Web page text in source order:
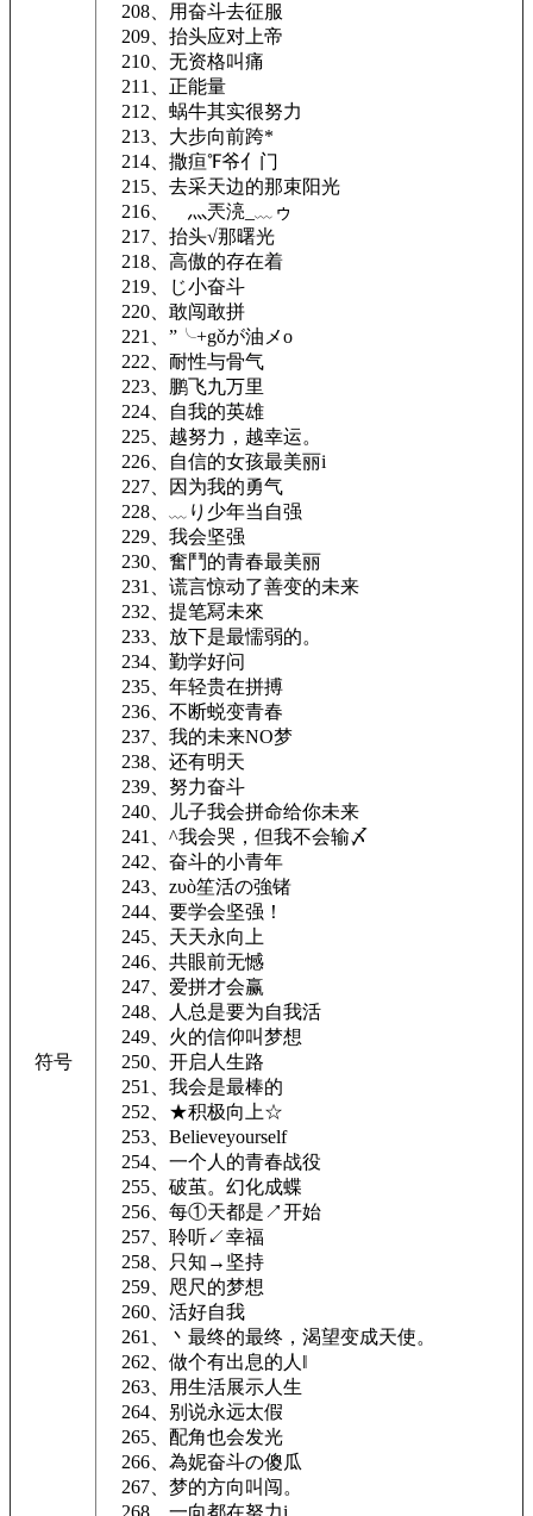
符号
208、用奋斗去征服
209、抬头应对上帝
210、无资格叫痛
211、正能量
212、蜗牛其实很努力
213、大步向前跨*
214、撒疸℉爷亻门
215、去采天边的那束阳光
216、ゞ灬兲湸_﹏ゥ
217、抬头√那曙光
218、高傲的存在着
219、じ小奋斗
220、敢闯敢拼
221、”╰+gǒが油メo
222、耐性与骨气
223、鹏飞九万里
224、自我的英雄
225、越努力，越幸运。
226、自信的女孩最美丽i
227、因为我的勇气
228、﹏り少年当自强
229、我会坚强
230、奮鬥的青春最美丽
231、谎言惊动了善变的未来
232、提笔冩未來
233、放下是最懦弱的。
234、勤学好问
235、年轻贵在拼搏
236、不断蜕变青春
237、我的未来NO梦
238、还有明天
239、努力奋斗
240、儿子我会拼命给你未来
241、^我会哭，但我不会输〆
242、奋斗的小青年
243、zυò笙活の強锗
244、要学会坚强！
245、天天永向上
246、共眼前无憾
247、爱拼才会赢
248、人总是要为自我活
249、火的信仰叫梦想
250、开启人生路
251、我会是最棒的
252、★积极向上☆
253、Believeyourself
254、一个人的青春战役
255、破茧。幻化成蝶
256、每①天都是↗开始
257、聆听↙幸福
258、只知→坚持
259、咫尺的梦想
260、活好自我
261、丶最终的最终，渴望变成天使。
262、做个有出息的人‖
263、用生活展示人生
264、别说永远太假
265、配角也会发光
266、為妮奋斗の傻瓜
267、梦的方向叫闯。
268、一向都在努力i